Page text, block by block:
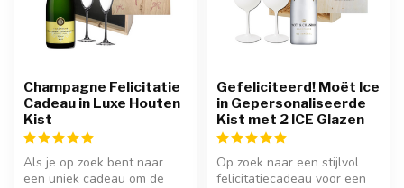
Champagne Felicitatie
Cadeau in Luxe Houten
Kist
Als je op zoek bent naar
een uniek cadeau om de
Gefeliciteerd! Moët Ice
in Gepersonaliseerde
Kist met 2 ICE Glazen
Op zoek naar een stijlvol
felicitatiecadeau voor een